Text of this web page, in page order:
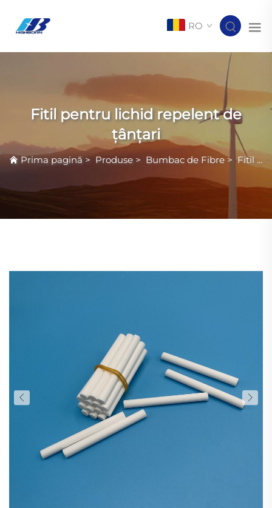
RO
Fitil pentru lichid repelent de
țânțari
Prima pagină> Produse > Bumbac de Fibre>Fitil pentru lichid repelent de țânțari